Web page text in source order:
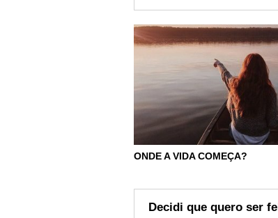
ONDE A VIDA COMEÇA?
Decidi que quero ser